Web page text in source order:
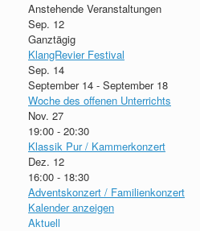
Anstehende Veranstaltungen
Sep. 12
Ganztägig
KlangRevier Festival
Sep. 14
September 14 - September 18
Woche des offenen Unterrichts
Nov. 27
19:00 - 20:30
Klassik Pur / Kammerkonzert
Dez. 12
16:00 - 18:30
Adventskonzert / Familienkonzert
Kalender anzeigen
Aktuell